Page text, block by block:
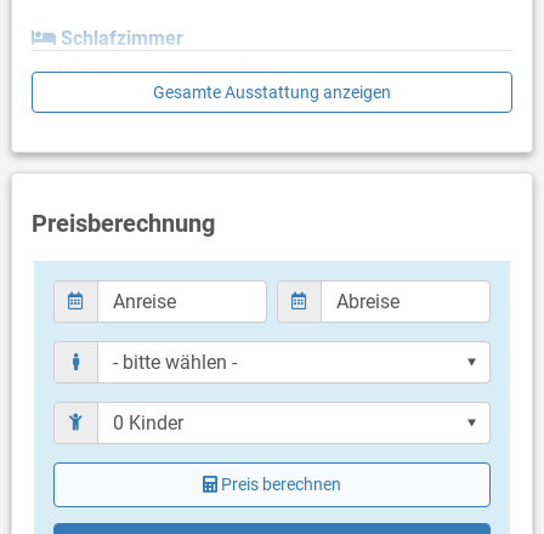
Schlafzimmer
Schlafzimmer mit Doppelbett
Schlafzimmer mit Einzelbett
Bad mit WC, Dusche
Balkon & Terrasse
Balkongröße: 8 m²
eigene Terrasse
Terrassengröße: 8 m²
Weitere Informationen
Grill vorhanden
Privater Parkplatz auf dem Grundstück
Haustier erlaubt (kostenlos)
Klimaanlage im Preis inklusive
Bettwäsche vorhanden
Handtücher vorhanden
Gesamte Ausstattung anzeigen
Preisberechnung
Preis berechnen